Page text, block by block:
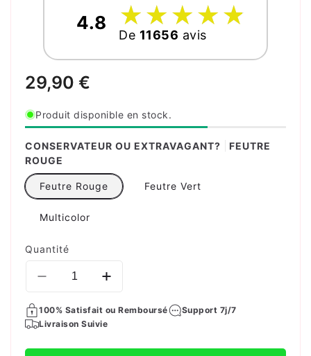
4.8 ☆
★☆
★☆
★☆
★☆
★
De 11656 avis
Prix
29,90 €
Produit disponible en stock.
CONSERVATEUR OU EXTRAVAGANT?
FEUTRE
ROUGE
Feutre Rouge Feutre Vert
Multicolor
Quantité
Réduire
quantité
de
Augmenter
quantité
de
100% Satisfait ou Remboursé
Support 7j/7
Livraison Suivie